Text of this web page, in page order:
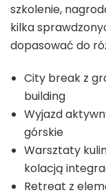
szkolenie,
kilka
dopasować do
City break z
building
Wyjazd
górskie
Warsztaty
kolacją
Retreat z